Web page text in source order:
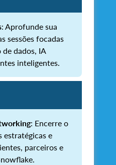
: Aprofunde sua
sessões focadas
de dados, IA
inteligentes.
: Encerre o
estratégicas e
parceiros e